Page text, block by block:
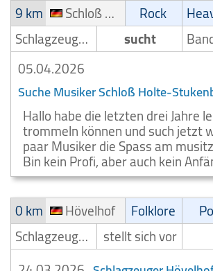
9 km
Schloß Holte-Stukenbrock Rock
Schlagzeuger/Drummer
sucht
05.04.2026
Suche Musiker Schloß Holte-
Hallo habe die letzten drei Jahre
trommeln können und such jetzt
paar Musiker die Spass am
Bin kein Profi, aber auch kein
0 km
Hövelhof Folklore
Schlagzeuger/Drummer
stellt sich vor